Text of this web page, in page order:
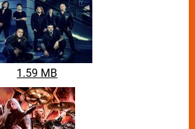
und einem Chorus,
Hören unmittelbar im
Mit „Angels“ rückt ein
Song ins Sichtfeld, der vor
Das neue Album ist eine
durch alle Phasen der
der man zu den Wurzeln
gleichzeitig in
in die Zukunft beamen kann.
1.59 MB